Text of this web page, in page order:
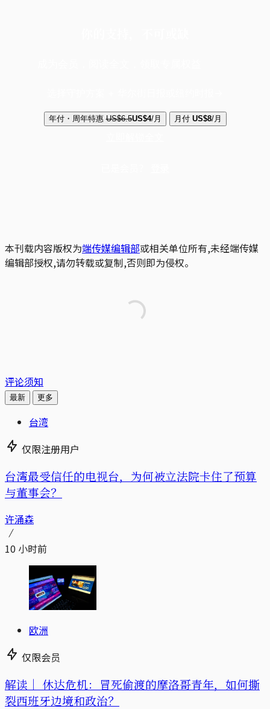
年付・周年特惠 US$6.5US$4/月 月付 US$8/月
本刊载内容版权为端传媒编辑部或相关单位所有,未经端传媒
编辑部授权,请勿转载或复制,否则即为侵权。
评论须知
最新 更多
台湾
仅限注册用户
台湾最受信任的电视台，为何被立法院卡住了预算
与董事会？
许涌森
10 小时前
欧洲
仅限会员
解读｜ 休达危机：冒死偷渡的摩洛哥青年，如何撕
裂西班牙边境和政治？